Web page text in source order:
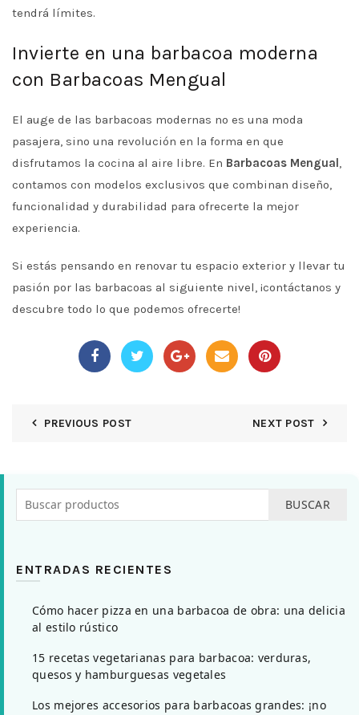
tendrá límites.
Invierte en una barbacoa moderna
con Barbacoas Mengual
El auge de las barbacoas modernas no es una moda
pasajera, sino una revolución en la forma en que
disfrutamos la cocina al aire libre. En Barbacoas Mengual
contamos con modelos exclusivos que combinan diseño,
funcionalidad y durabilidad para ofrecerte la mejor
experiencia.
Si estás pensando en renovar tu espacio exterior y llevar tu
pasión por las barbacoas al siguiente nivel, ¡contáctanos y
descubre todo lo que podemos ofrecerte!
PREVIOUS POST NEXT POST
BUSCAR
ENTRADAS RECIENTES
Cómo hacer pizza en una barbacoa de obra: una delicia
al estilo rústico
15 recetas vegetarianas para barbacoa: verduras,
quesos y hamburguesas vegetales
Los mejores accesorios para barbacoas grandes: ¡no